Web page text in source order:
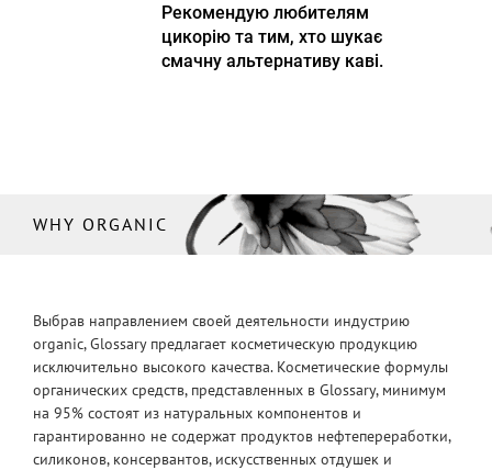
Рекомендую любителям
цикорію та тим, хто шукає
смачну альтернативу каві.
WHY ORGANIC
Выбрав направлением своей деятельности индустрию
organic, Glossary предлагает косметическую продукцию
исключительно высокого качества. Косметические формулы
органических средств, представленных в Glossary, минимум
на 95% состоят из натуральных компонентов и
гарантированно не содержат продуктов нефтепереработки,
силиконов, консервантов, искусственных отдушек и